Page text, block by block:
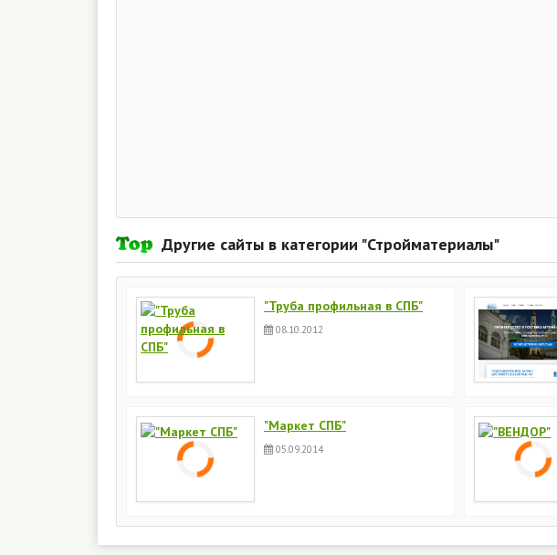
Другие сайты в категории "Стройматериалы"
"Труба профильная в СПБ"
08.10.2012
"Маркет СПБ"
05.09.2014